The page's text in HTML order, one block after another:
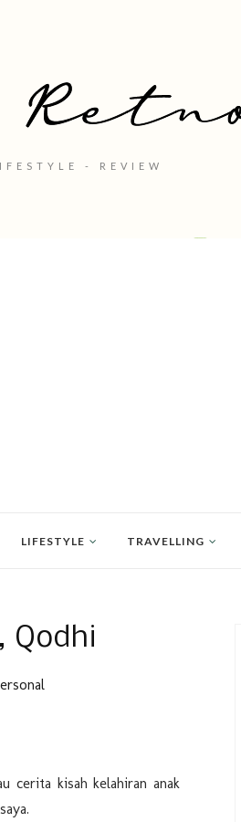
- REVIEW
LIFESTYLE TRAVELLING
Qodhi
cerita kisah kelahiran anak